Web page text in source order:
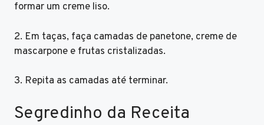
formar um creme liso.
2. Em taças, faça camadas de panetone, creme de
mascarpone e frutas cristalizadas.
3. Repita as camadas até terminar.
Segredinho da Receita